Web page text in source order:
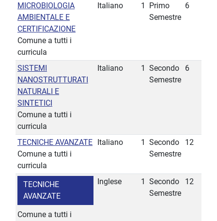
MICROBIOLOGIA
AMBIENTALE E
CERTIFICAZIONE
Comune a tutti i
curricula
Italiano 1
Primo
Semestre
6
SISTEMI
NANOSTRUTTURATI
NATURALI E
SINTETICI
Comune a tutti i
curricula
Italiano 1
Secondo
Semestre
6
TECNICHE AVANZATE
Comune a tutti i
curricula
Italiano 1
Secondo
Semestre
12
TECNICHE
AVANZATE
Comune a tutti i
Inglese 1
Secondo
Semestre
12